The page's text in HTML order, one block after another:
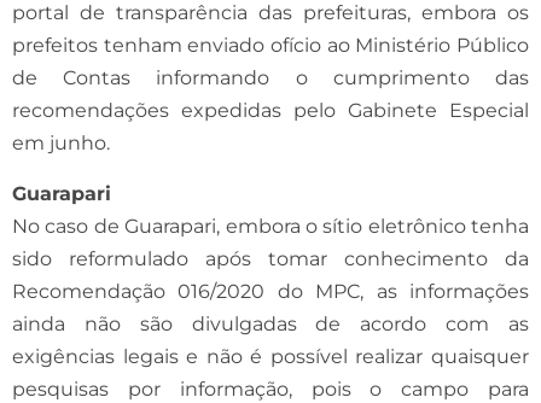
portal de transparência das prefeituras, embora os
prefeitos tenham enviado ofício ao Ministério Público
de Contas informando o cumprimento das
recomendações expedidas pelo Gabinete Especial
em junho.
Guarapari
No caso de Guarapari, embora o sítio eletrônico tenha
sido reformulado após tomar conhecimento da
Recomendação 016/2020 do MPC, as informações
ainda não são divulgadas de acordo com as
exigências legais e não é possível realizar quaisquer
pesquisas por informação, pois o campo para